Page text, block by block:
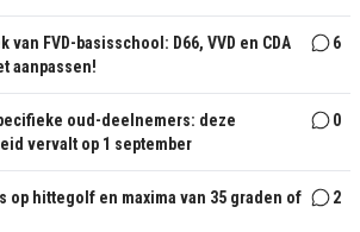
van FVD-basisschool: D66, VVD en CDA
aanpassen!
6
oud-deelnemers: deze
vervalt op 1 september
0
op hittegolf en maxima van 35 graden of
2